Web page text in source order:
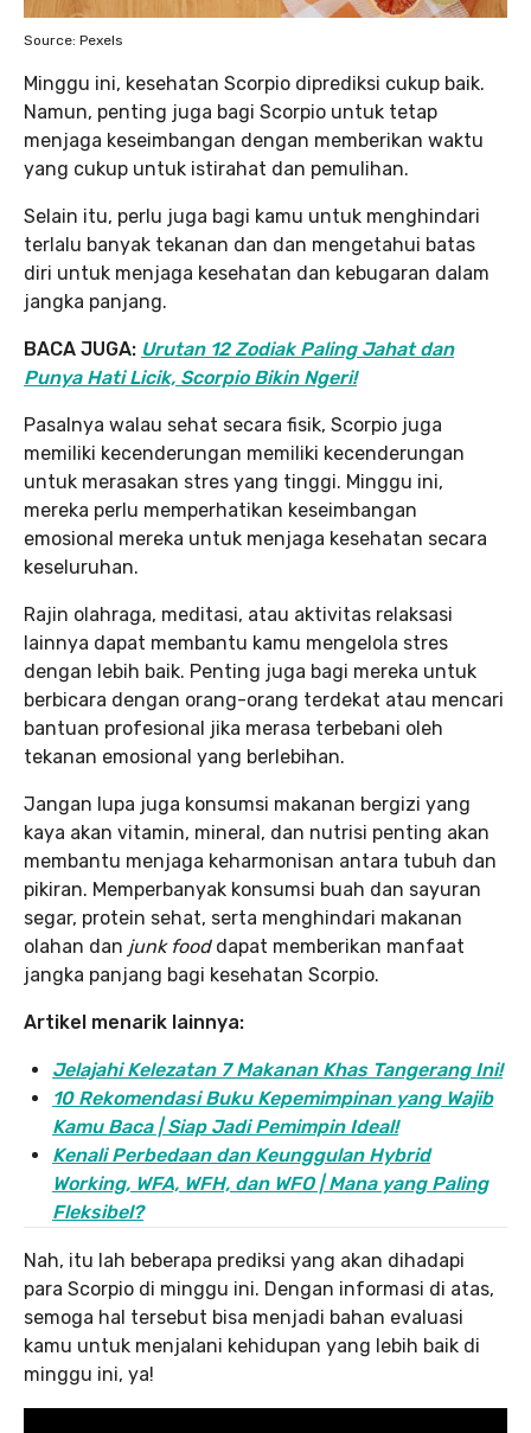
Source: Pexels
Minggu ini, kesehatan Scorpio diprediksi cukup baik.
Namun, penting juga bagi Scorpio untuk tetap
menjaga keseimbangan dengan memberikan waktu
yang cukup untuk istirahat dan pemulihan.
Selain itu, perlu juga bagi kamu untuk menghindari
terlalu banyak tekanan dan dan mengetahui batas
diri untuk menjaga kesehatan dan kebugaran dalam
jangka panjang.
BACA JUGA: Urutan 12 Zodiak Paling Jahat dan
Punya Hati Licik, Scorpio Bikin Ngeri!
Pasalnya walau sehat secara fisik, Scorpio juga
memiliki kecenderungan memiliki kecenderungan
untuk merasakan stres yang tinggi. Minggu ini,
mereka perlu memperhatikan keseimbangan
emosional mereka untuk menjaga kesehatan secara
keseluruhan.
Rajin olahraga, meditasi, atau aktivitas relaksasi
lainnya dapat membantu kamu mengelola stres
dengan lebih baik. Penting juga bagi mereka untuk
berbicara dengan orang-orang terdekat atau mencari
bantuan profesional jika merasa terbebani oleh
tekanan emosional yang berlebihan.
Jangan lupa juga konsumsi makanan bergizi yang
kaya akan vitamin, mineral, dan nutrisi penting akan
membantu menjaga keharmonisan antara tubuh dan
pikiran. Memperbanyak konsumsi buah dan sayuran
segar, protein sehat, serta menghindari makanan
olahan dan junk food dapat memberikan manfaat
jangka panjang bagi kesehatan Scorpio.
Artikel menarik lainnya:
Jelajahi Kelezatan 7 Makanan Khas Tangerang Ini!
10 Rekomendasi Buku Kepemimpinan yang Wajib
Kamu Baca | Siap Jadi Pemimpin Ideal!
Kenali Perbedaan dan Keunggulan Hybrid
Working, WFA, WFH, dan WFO | Mana yang Paling
Fleksibel?
Nah, itu lah beberapa prediksi yang akan dihadapi
para Scorpio di minggu ini. Dengan informasi di atas,
semoga hal tersebut bisa menjadi bahan evaluasi
kamu untuk menjalani kehidupan yang lebih baik di
minggu ini, ya!